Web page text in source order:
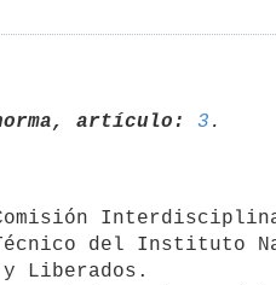
artículo: 3
del Instituto
y Liberados.